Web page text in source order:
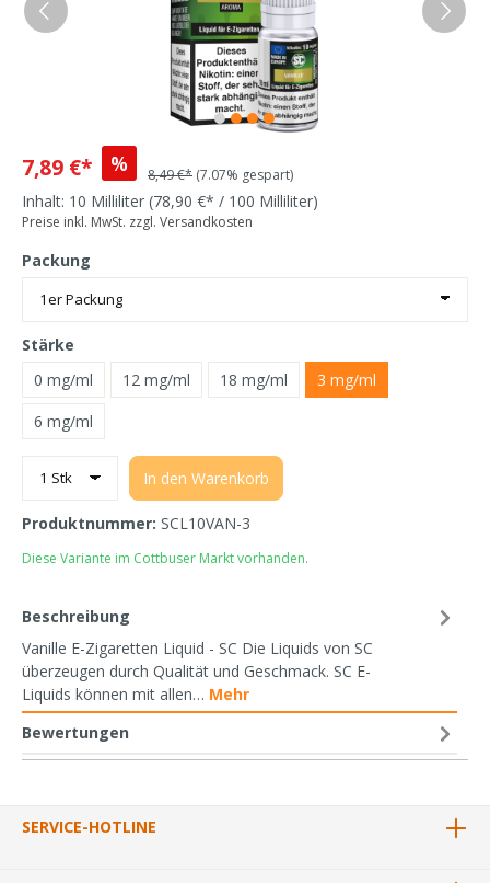
7,89 €* % 8,49 €* (7.07% gespart)
Inhalt: 10 Milliliter (78,90 €* / 100 Milliliter)
Preise inkl. MwSt. zzgl. Versandkosten
Packung
Stärke
0 mg/ml
12 mg/ml 18 mg/ml
3 mg/ml
6 mg/ml
In den Warenkorb
Produktnummer: SCL10VAN-3
Diese Variante im Cottbuser Markt vorhanden.
Beschreibung
Vanille E-Zigaretten Liquid - SC Die Liquids von SC
überzeugen durch Qualität und Geschmack. SC E-
Liquids können mit allen… Mehr
Bewertungen
SERVICE-HOTLINE